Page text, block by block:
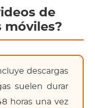
de
móviles?
descargas
suelen durar
horas una vez